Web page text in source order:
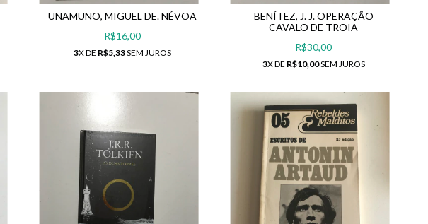
UNAMUNO, MIGUEL DE. NÉVOA
R$16,00
3X DE R$5,33SEM JUROS
BENÍTEZ, J. J. OPERAÇÃO
CAVALO DE TROIA
R$30,00
3X DE R$10,00SEM JUROS